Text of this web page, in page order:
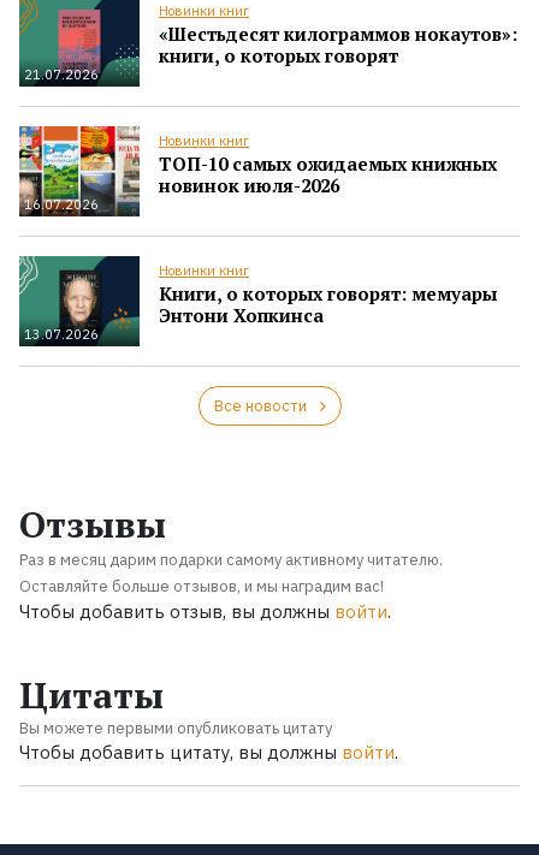
21.07.2026
Новинки книг
«Шестьдесят килограммов нокаутов»:
книги, о которых говорят
16.07.2026
Новинки книг
ТОП-10 самых ожидаемых книжных
новинок июля-2026
13.07.2026
Новинки книг
Книги, о которых говорят: мемуары
Энтони Хопкинса
Все новости
Отзывы
Раз в месяц дарим подарки самому активному читателю.
Оставляйте больше отзывов, и мы наградим вас!
Чтобы добавить отзыв, вы должны войти.
Цитаты
Вы можете первыми опубликовать цитату
Чтобы добавить цитату, вы должны войти.